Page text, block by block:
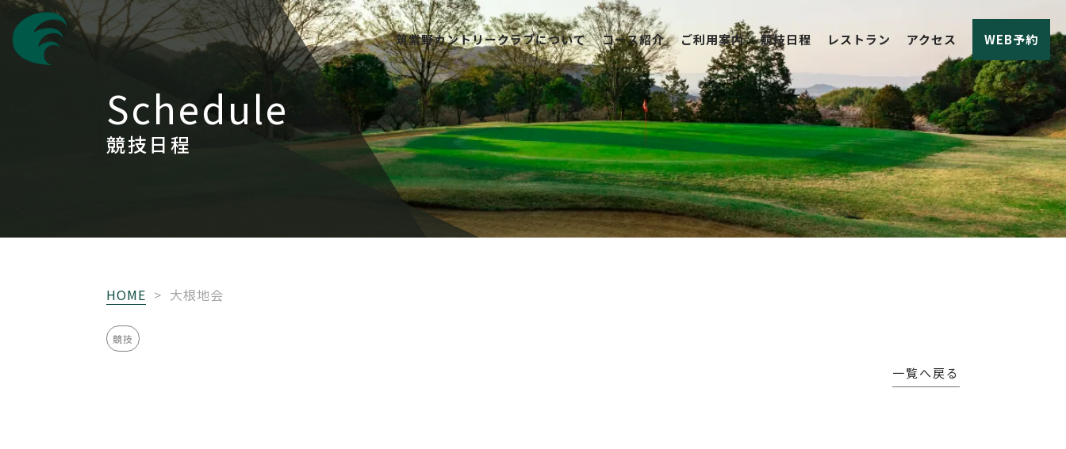
筑紫野カントリークラブについて コース紹介 ご利用案内 競技日程 レストラン アクセス WEB予約
Schedule
競技日程
HOME > 大根地会
競技
一覧へ戻る
筑紫野カントリークラブについて
コース紹介
ご利用案内
競技日程